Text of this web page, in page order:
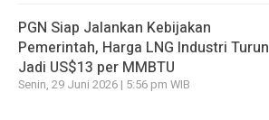
PGN Siap Jalankan Kebijakan
Pemerintah, Harga LNG Industri Turun
Jadi US$13 per MMBTU
Senin, 29 Juni 2026 | 5:56 pm WIB